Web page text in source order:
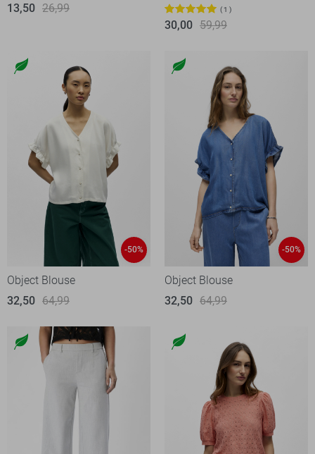
13,50 26,99 1
30,00 59,99
-50%
Object Blouse
32,50 64,99
-50%
Object Blouse
32,50 64,99